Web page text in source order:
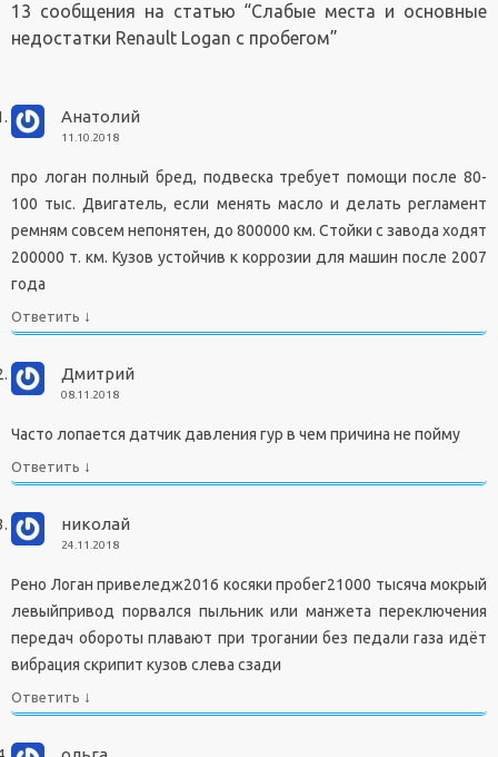
13 сообщения на статью “Слабые места и основные
недостатки Renault Logan с пробегом”
Анатолий
11.10.2018
про логан полный бред, подвеска требует помощи после 80-
100 тыс. Двигатель, если менять масло и делать регламент
ремням совсем непонятен, до 800000 км. Стойки с завода ходят
200000 т. км. Кузов устойчив к коррозии для машин после 2007
года
Ответить ↓
Дмитрий
08.11.2018
Часто лопается датчик давления гур в чем причина не пойму
Ответить ↓
николай
24.11.2018
Рено Логан привеледж2016 косяки пробег21000 тысяча мокрый
левыйпривод порвался пыльник или манжета переключения
передач обороты плавают при трогании без педали газа идёт
вибрация скрипит кузов слева сзади
Ответить ↓